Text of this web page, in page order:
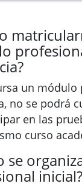
un
no se podrá
en las
curso
se
inicial?